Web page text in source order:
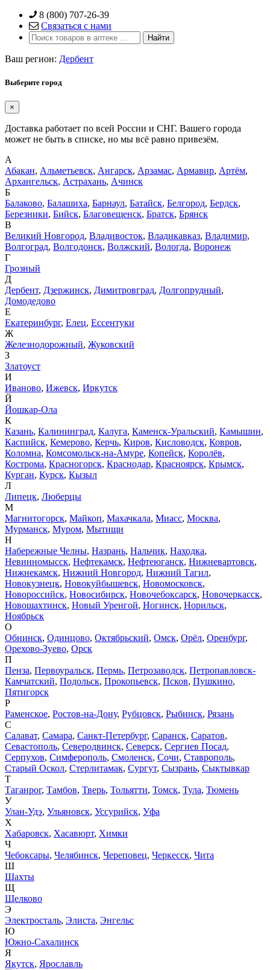
Skip
content
8 (800) 707-26-39
Связаться с нами
Ваш регион: Дербент
Выберите город
×
Доставка работает по всей России и СНГ. Вашего города
может не быть в списке, но мы всё равно привезём.
А
Абакан, Альметьевск, Ангарск, Арзамас, Армавир, Артём,
Архангельск, Астрахань, Ачинск
Б
Балаково, Балашиха, Барнаул, Батайск, Белгород, Бердск,
Березники, Бийск, Благовещенск, Братск, Брянск
В
Великий Новгород, Владивосток, Владикавказ, Владимир,
Волгоград, Волгодонск, Волжский, Вологда, Воронеж
Г
Грозный
Д
Дербент, Дзержинск, Димитровград, Долгопрудный,
Домодедово
Е
Екатеринбург, Елец, Ессентуки
Ж
Железнодорожный, Жуковский
З
Златоуст
И
Иваново, Ижевск, Иркутск
Й
Йошкар-Ола
К
Казань, Калининград, Калуга, Каменск-Уральский, Камышин,
Каспийск, Кемерово, Керчь, Киров, Кисловодск, Ковров,
Коломна, Комсомольск-на-Амуре, Копейск, Королёв,
Кострома, Красногорск, Краснодар, Красноярск, Крымск,
Курган, Курск, Кызыл
Л
Липецк, Люберцы
М
Магнитогорск, Майкоп, Махачкала, Миасс, Москва,
Мурманск, Муром, Мытищи
Н
Набережные Челны, Назрань, Нальчик, Находка,
Невинномысск, Нефтекамск, Нефтеюганск, Нижневартовск,
Нижнекамск, Нижний Новгород, Нижний Тагил,
Новокузнецк, Новокуйбышевск, Новомосковск,
Новороссийск, Новосибирск, Новочебоксарск, Новочеркасск,
Новошахтинск, Новый Уренгой, Ногинск, Норильск,
Ноябрьск
О
Обнинск, Одинцово, Октябрьский, Омск, Орёл, Оренбург,
Орехово-Зуево, Орск
П
Пенза, Первоуральск, Пермь, Петрозаводск, Петропавловск-
Камчатский, Подольск, Прокопьевск, Псков, Пушкино,
Пятигорск
Р
Раменское, Ростов-на-Дону, Рубцовск, Рыбинск, Рязань
С
Салават, Самара, Санкт-Петербург, Саранск, Саратов,
Севастополь, Северодвинск, Северск, Сергиев Посад,
Серпухов, Симферополь, Смоленск, Сочи, Ставрополь,
Старый Оскол, Стерлитамак, Сургут, Сызрань, Сыктывкар
Т
Таганрог, Тамбов, Тверь, Тольятти, Томск, Тула, Тюмень
У
Улан-Удэ, Ульяновск, Уссурийск, Уфа
Х
Хабаровск, Хасавюрт, Химки
Ч
Чебоксары, Челябинск, Череповец, Черкесск, Чита
Ш
Шахты
Щ
Щелково
Э
Электросталь, Элиста, Энгельс
Ю
Южно-Сахалинск
Я
Якутск, Ярославль